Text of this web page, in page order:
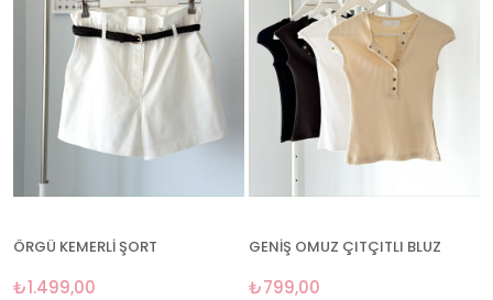
ÖRGÜ KEMERLİ ŞORT
₺1.499,00
GENİŞ OMUZ ÇITÇITLI BLUZ
₺799,00